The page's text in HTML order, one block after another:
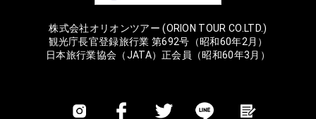
株式会社オリオンツアー (ORION TOUR CO.LTD.)
観光庁長官登録旅行業 第692号（昭和60年2月）
日本旅行業協会（JATA）正会員（昭和60年3月）